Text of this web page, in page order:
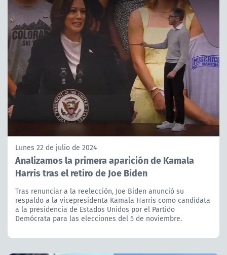
Lunes 22 de julio de 2024
Analizamos la primera aparición de Kamala
Harris tras el retiro de Joe Biden
Tras renunciar a la reelección, Joe Biden anunció su
respaldo a la vicepresidenta Kamala Harris como candidata
a la presidencia de Estados Unidos por el Partido
Demócrata para las elecciones del 5 de noviembre.